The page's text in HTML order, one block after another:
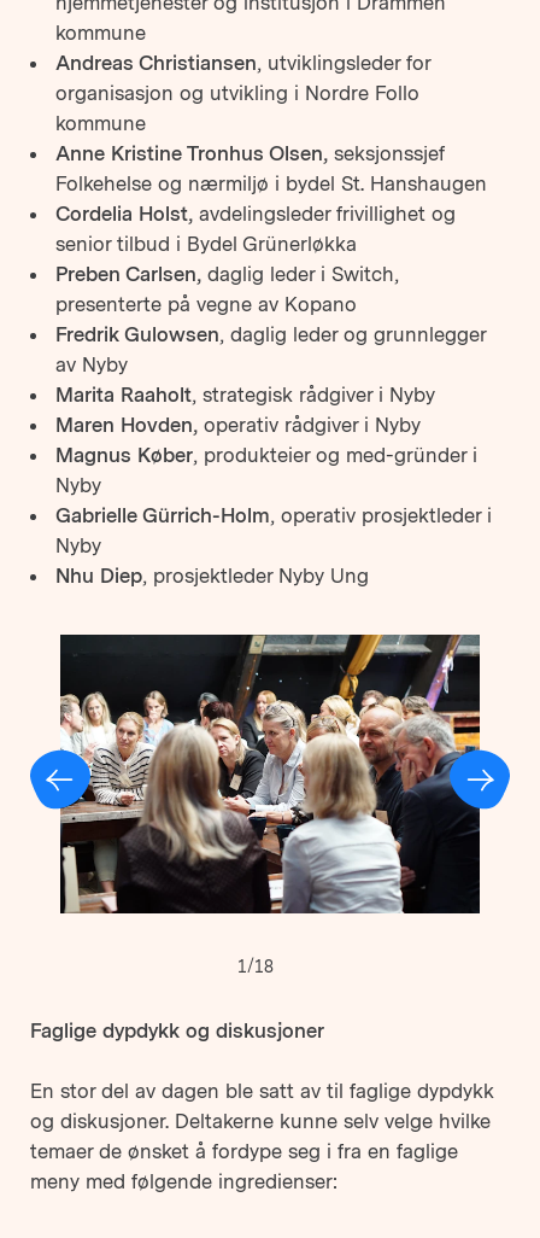
kommune
Andreas Christiansen, utviklingsleder for
organisasjon og utvikling i Nordre Follo
kommune
Anne Kristine Tronhus Olsen,seksjonssjef
Folkehelse og nærmiljø i bydel St. Hanshaugen
Cordelia Holst, avdelingsleder frivillighet og
senior tilbud i Bydel Grünerløkka
Preben Carlsen, daglig leder i Switch,
presenterte på vegne av Kopano
Fredrik Gulowsen, daglig leder og grunnlegger
av Nyby
Marita Raaholt, strategisk rådgiver i Nyby
Maren Hovden,operativ rådgiver i Nyby
Magnus Køber, produkteier og med-gründer i
Nyby
Gabrielle Gürrich-Holm, operativ prosjektleder i
Nyby
Nhu Diep, prosjektleder Nyby Ung
1/18
Faglige dypdykk og diskusjoner
En stor del av dagen ble satt av til faglige dypdykk
og diskusjoner. Deltakerne kunne selv velge hvilke
temaer de ønsket å fordype seg i fra en faglige
meny med følgende ingredienser: